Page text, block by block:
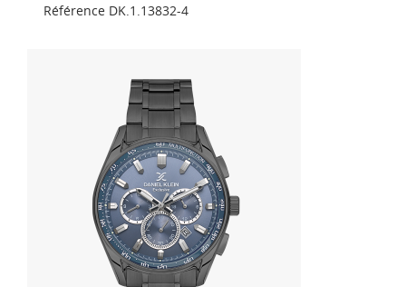
Référence DK.1.13832-4